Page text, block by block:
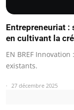
Entrepreneuriat
en cultivant la
EN BREF
existants.
27 décembre 2025